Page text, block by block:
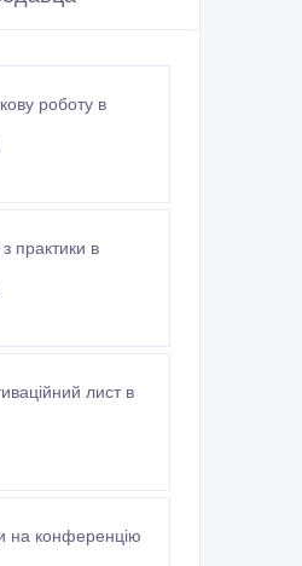
роботу в
з практики в
лист в
на конференцію